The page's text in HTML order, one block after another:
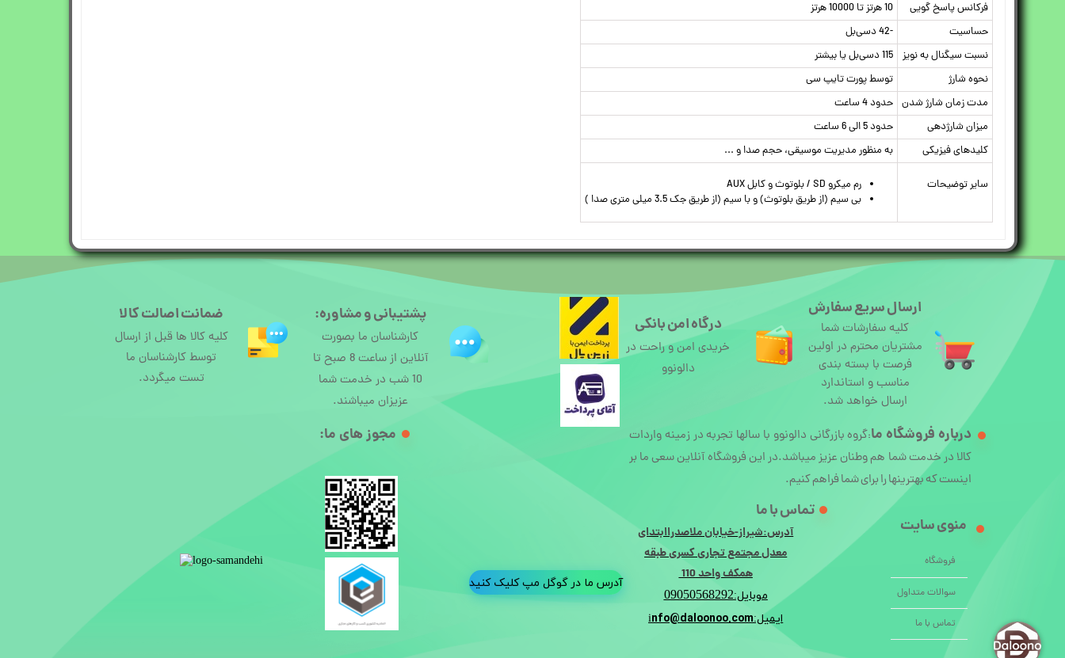
فرکانس پاسخ گویی
10 هرتز تا 10000 هرتز
حساسیت
-42 دسی‌بل
نسبت سیگنال به نویز
115 دسی‌بل یا بیشتر
نحوه شارژ
توسط پورت تایپ سی
مدت زمان شارژ شدن حدود 4 ساعت
میزان شارژدهی
حدود 5 الی 6 ساعت
کلیدهای فیزیکی
به منظور مدیریت موسیقی، حجم صدا و ...
سایر توضیحات
رم میکرو SD / بلوتوث و کابل AUX
بی سیم (از طریق بلوتوث) و با سیم (از طریق جک 3.5 میلی متری صدا )
ارسال سریع سفارش
کلیه سفارشات شما
مشتریان محترم در اولین
فرصت با بسته بندی
مناسب و استاندارد
ارسال خواهد شد.
درباره فروشگاه ما:گروه بازرگانی دالونوو با سالها تجربه در زمینه واردات
کالا در خدمت شما هم وطنان عزیز میباشد.در این فروشگاه آنلاین سعی ما بر
اینست که بهترینها را برای شما فراهم کنیم.
فروشگاه
سوالات متداول
تماس با ما
منوی سایت
تماس با ما
آدرس:شیراز-خیابان ملاصدراابتدای
معدل مجتمع تجاری کسری طبقه
همکف واحد 110
موبایل:09050568292
ایمیل:info@daloonoo.com
درگاه امن بانکی
خریدی امن و راحت در
دالونوو
پشتیبانی و مشاوره:
کارشناسان ما بصورت
آنلاین از ساعت 8 صبح تا
10 شب در خدمت شما
عزیزان میباشند.
ضمانت اصالت کالا
کلیه کالا ها قبل از ارسال
توسط کارشناسان ما
تست میگردد.
مجوز های ما:​
آدرس ما در گوگل مپ کلیک کنید